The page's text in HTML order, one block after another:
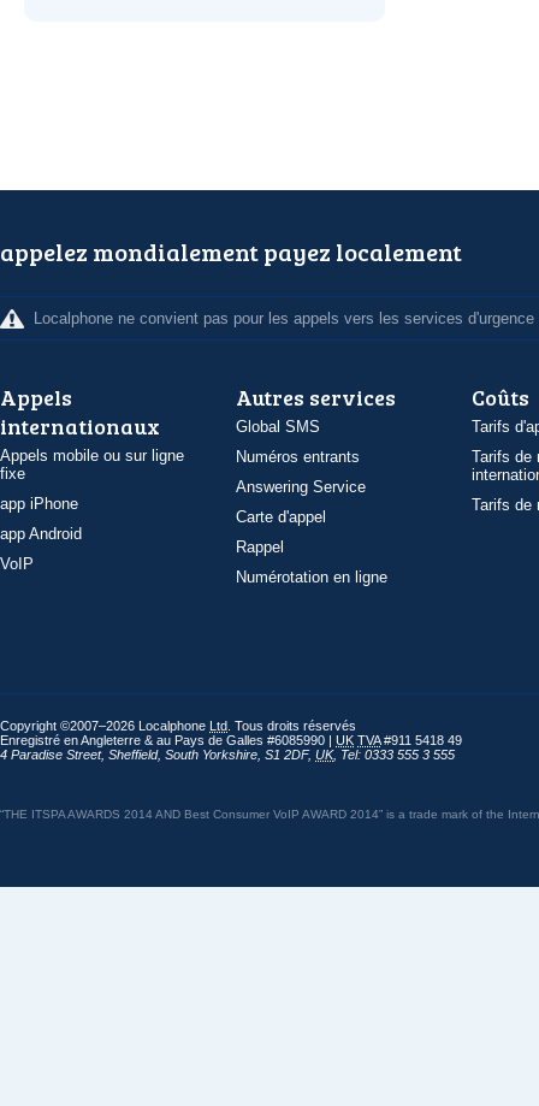
appelez mondialement payez localement
Localphone ne convient pas pour les appels vers les services d'urgence
Appels
internationaux
Appels mobile ou sur ligne
fixe
app iPhone
app Android
VoIP
Autres services
Global SMS
Numéros entrants
Answering Service
Carte d'appel
Rappel
Numérotation en ligne
Coûts
Tarifs
Tarifs de
Tarifs de
Copyright ©2007–2026 Localphone Ltd . Tous droits réservés
Enregistré en Angleterre & au Pays de Galles #6085990 | UK TVA#911 5418 49
4 Paradise Street, Sheffield, South Yorkshire S1 2DF, UK, Tel: 0333 555 3 555
“THE ITSPA AWARDS 2014 AND Best Consumer VoIP AWARD 2014” is a trade mark of the